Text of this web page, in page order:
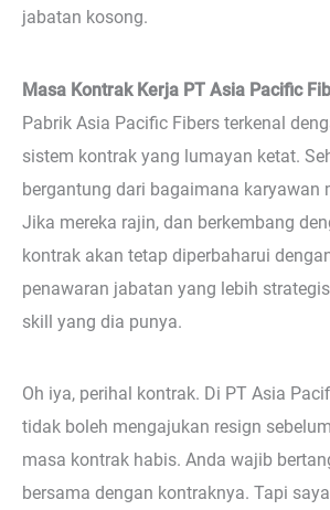
jabatan kosong.
Masa Kontrak Kerja PT Asia Pacific
Pabrik Asia Pacific Fibers terkenal
sistem kontrak yang lumayan ketat.
bergantung dari bagaimana karyawan
Jika mereka rajin, dan berkembang
kontrak akan tetap diperbaharui
penawaran jabatan yang lebih
skill yang dia punya.
Oh iya, perihal kontrak. Di PT Asia
tidak boleh mengajukan resign
masa kontrak habis. Anda wajib
bersama dengan kontraknya. Tapi